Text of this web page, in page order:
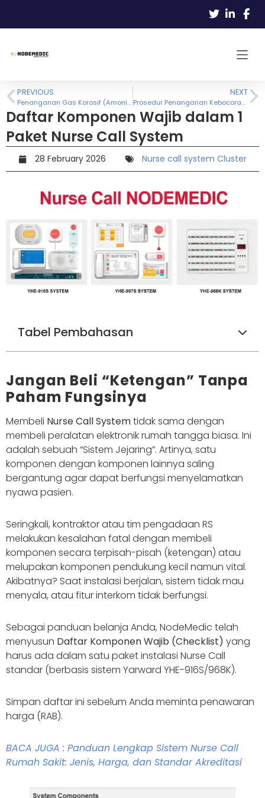
PREVIOUS
Penanganan Gas Korosif (Amonia & Klorin): Kapan Wajib Pakai Monel & Hastelloy?
NEXT
Prosedur Penanganan Kebocoran Gas di Laboratorium: SOP Evakuasi & Emergency Response
Daftar Komponen Wajib dalam 1
Paket Nurse Call System
28 February 2026 Nurse call system Cluster
Tabel Pembahasan
Jangan Beli “Ketengan” Tanpa
Paham Fungsinya
Membeli Nurse Call Systemtidak sama dengan
membeli peralatan elektronik rumah tangga biasa. Ini
adalah sebuah “Sistem Jejaring”. Artinya, satu
komponen dengan komponen lainnya saling
bergantung agar dapat berfungsi menyelamatkan
nyawa pasien.
Seringkali, kontraktor atau tim pengadaan RS
melakukan kesalahan fatal dengan membeli
komponen secara terpisah-pisah (ketengan) atau
melupakan komponen pendukung kecil namun vital.
Akibatnya? Saat instalasi berjalan, sistem tidak mau
menyala, atau fitur interkom tidak berfungsi.
Sebagai panduan belanja Anda, NodeMedic telah
menyusun Daftar Komponen Wajib (Checklist) yang
harus ada dalam satu paket instalasi Nurse Call
standar (berbasis sistem Yarward YHE-916S/968K).
Simpan daftar ini sebelum Anda meminta penawaran
harga (RAB).
BACA JUGA : Panduan Lengkap Sistem Nurse Call
Rumah Sakit: Jenis, Harga, dan Standar Akreditasi